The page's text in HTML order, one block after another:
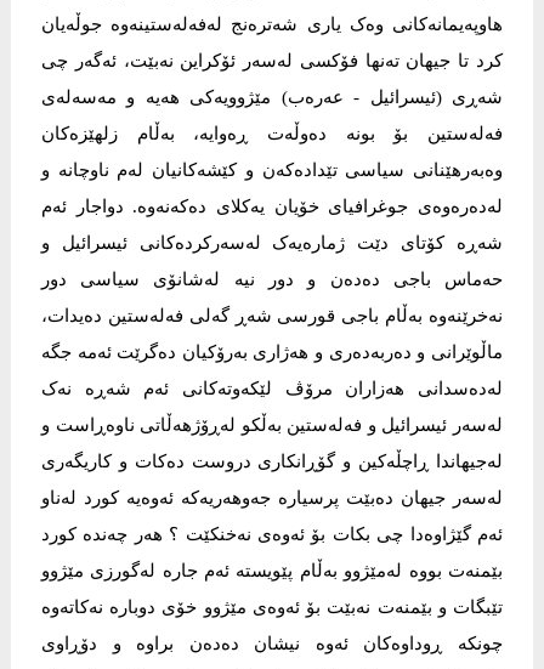
هاوپەیمانەکانی وەک یاری شەترەنج لەفەلەستینەوە جوڵەیان
کرد تا جیهان تەنها فۆکسی لەسەر ئۆکراین نەبێت، ئەگەر چی
شەڕی (ئیسرائیل - عەرەب) مێژوویەکی هەیە و مەسەلەی
فەلەستین بۆ بونە دەوڵەت ڕەوایە، بەڵام زلهێزەکان
وەبەرهێنانی سیاسی تێدادەکەن و کێشەکانیان لەم ناوچانە و
لەدەرەوەی جوغرافیای خۆیان یەکلای دەکەنەوە. دواجار ئەم
شەڕە کۆتای دێت ژمارەیەک لەسەرکردەکانی ئیسرائیل و
حەماس باجی دەدەن و دور نیە لەشانۆی سیاسی دور
نەخرێنەوە بەڵام باجی قورسی شەڕ گەلی فەلەستین دەیدات،
ماڵوێرانی و دەربەدەری و هەژاری بەرۆکیان دەگرێت ئەمە جگە
لەدەسدانی هەزاران مرۆڤ لێکەوتەکانی ئەم شەڕە نەک
لەسەر ئیسرائیل و فەلەستین بەڵکو لەڕۆژهەڵاتی ناوەڕاست و
لەجیهاندا ڕاچڵەکین و گۆڕانکاری دروست دەکات و کاریگەری
لەسەر جیهان دەبێت پرسیارە جەوهەریەکە ئەوەیە کورد لەناو
ئەم گێژاوەدا چی بکات بۆ ئەوەی نەخنکێت ؟ هەر چەندە کورد
بێمنەت بووە لەمێژوو بەڵام پێویستە ئەم جارە لەگورزی مێژوو
تێبگات و بێمنەت نەبێت بۆ ئەوەی مێژوو خۆی دوبارە نەکاتەوە
چونکە ڕوداوەکان ئەوە نیشان دەدەن براوە و دۆڕاوی